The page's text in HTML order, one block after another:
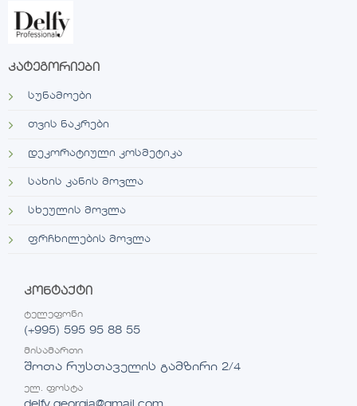
კატეგორიები
სუნამოები
თვის ნაკრები
დეკორატიული კოსმეტიკა
სახის კანის მოვლა
სხეულის მოვლა
ფრჩხილების მოვლა
კონტაქტი
ტელეფონი
(+995) 595 95 88 55
მისამართი
შოთა რუსთაველის გამზირი 2/4
ელ. ფოსტა